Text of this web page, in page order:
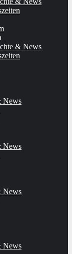
& News
News
News
News
News